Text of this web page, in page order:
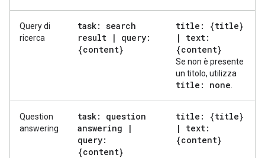
Query di
ricerca
task: search
result
|
query:
{content}
title: {title}
|
text:
{content}
Se non è presente
un titolo, utilizza
title: none
Question
answering
task: question
answering
|
query:
{content}
title: {title}
|
text:
{content}